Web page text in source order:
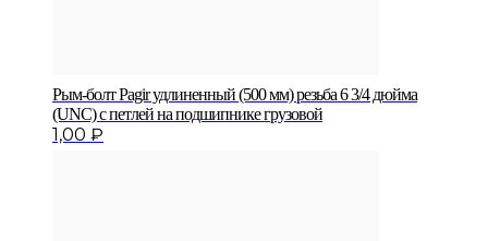
Рым-болт Pagir удлиненный (500 мм) резьба 6 3/4 дюйма
(UNC) с петлей на подшипнике грузовой
1,00 ₽